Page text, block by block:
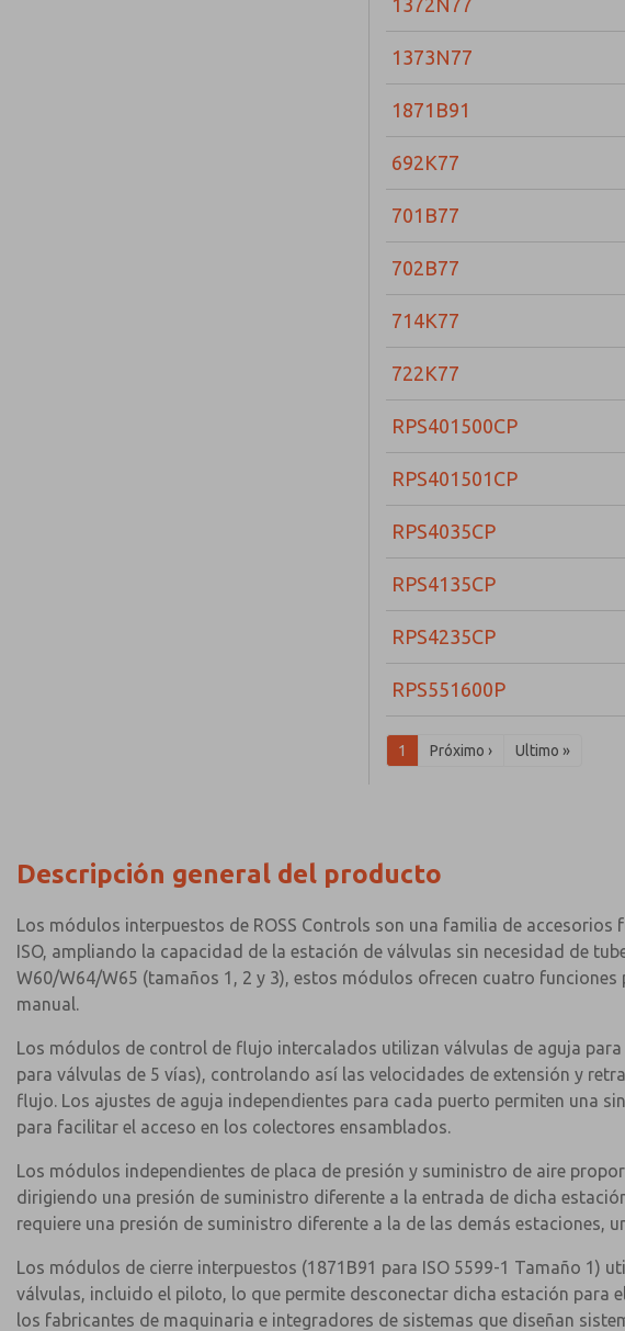
1372N77
1373N77
1871B91
692K77
701B77
702B77
714K77
722K77
RPS401500CP
RPS401501CP
RPS4035CP
RPS4135CP
RPS4235CP
RPS551600P
1 Próximo › Ultimo »
Descripción general del producto
Los módulos interpuestos de ROSS Controls son una familia de
ISO, ampliando la capacidad de la estación de válvulas sin necesidad de
W60/W64/W65 (tamaños 1, 2 y 3), estos módulos ofrecen cuatro
manual.
Los módulos de control de flujo intercalados utilizan válvulas de aguja
para válvulas de 5 vías), controlando así las velocidades de extensión y
flujo. Los ajustes de aguja independientes para cada puerto permiten una
para facilitar el acceso en los colectores ensamblados.
Los módulos independientes de placa de presión y suministro de aire
dirigiendo una presión de suministro diferente a la entrada de dicha
requiere una presión de suministro diferente a la de las demás estaciones,
Los módulos de cierre interpuestos (1871B91 para ISO 5599-1 Tamaño
válvulas, incluido el piloto, lo que permite desconectar dicha estación para
los fabricantes de maquinaria e integradores de sistemas que diseñan